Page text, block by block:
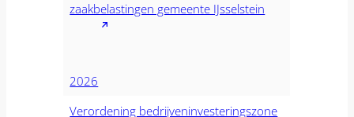
zaakbelastingen gemeente IJsselstein
2026
Verordening bedrijveninvesteringszone